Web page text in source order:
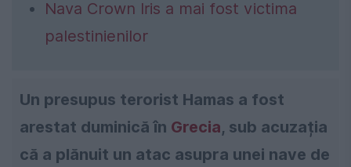
Nava Crown Iris a mai fost victima
palestinienilor
Un presupus terorist Hamas a fost
arestat duminică în Grecia, sub acuzația
că a plănuit un atac asupra unei nave de